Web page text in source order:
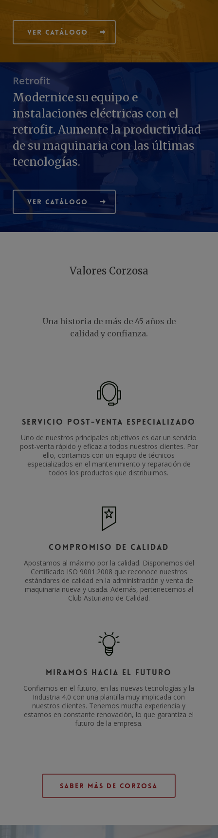
Ver catálogo
Retrofit
Modernice su equipo e
instalaciones eléctricas con el
retrofit. Aumente la productividad
de su maquinaria con las últimas
tecnologías.
Ver catálogo
Valores Corzosa
Una historia de más de 45 años de
calidad y confianza.
Servicio Post-venta Especializado
Uno de nuestros principales objetivos es dar un servicio
post-venta rápido y eficaz a todos nuestros clientes. Por
ello, contamos con un equipo de técnicos
especializados en el mantenimiento y reparación de
todos los productos que distribuimos.
Compromiso de Calidad
Apostamos al máximo por la calidad. Disponemos del
Certificado ISO 9001:2008 que reconoce nuestros
estándares de calidad en la administración y venta de
maquinaria nueva y usada. Además, pertenecemos al
Club Asturiano de Calidad.
Miramos hacia el futuro
Confiamos en el futuro, en las nuevas tecnologías y la
Industria 4.0 con una plantilla muy implicada con
nuestros clientes. Tenemos mucha experiencia y
estamos en constante renovación, lo que garantiza el
futuro de la empresa.
Saber Más de Corzosa